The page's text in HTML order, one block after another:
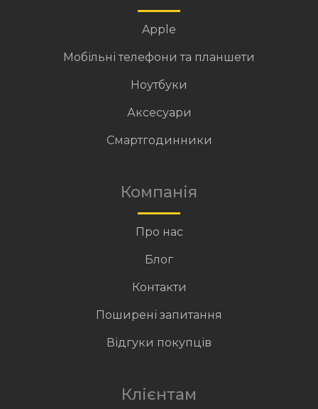
Apple
Мобільні телефони та планшети
Ноутбуки
Аксесуари
Смартгодинники
Компанія
Про нас
Блог
Контакти
Поширені запитання
Відгуки покупців
Клієнтам